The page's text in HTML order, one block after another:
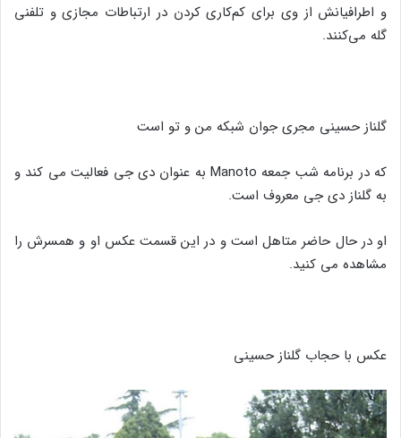
و اطرافیانش از وی برای کم‌کاری کردن در ارتباطات مجازی و تلفنی
گله می‌کنند.
گلناز حسینی مجری جوان شبکه من و تو است
که در برنامه شب جمعه Manoto به عنوان دی جی فعالیت می کند و
به گلناز دی جی معروف است.
او در حال حاضر متاهل است و در این قسمت عکس او و همسرش را
مشاهده می کنید.
عکس با حجاب گلناز حسینی